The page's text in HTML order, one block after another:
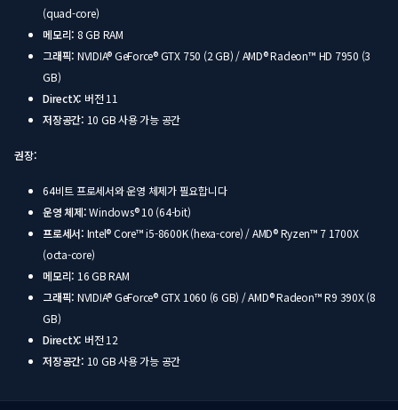
(quad-core)
메모리: 8 GB RAM
그래픽: NVIDIA® GeForce® GTX 750 (2 GB) / AMD® Radeon™ HD 7950 (3
GB)
DirectX: 버전 11
저장공간: 10 GB 사용 가능 공간
권장:
64비트 프로세서와 운영 체제가 필요합니다
운영 체제:Windows® 10 (64-bit)
프로세서: Intel® Core™ i5-8600K (hexa-core) / AMD® Ryzen™ 7 1700X
(octa-core)
메모리: 16 GB RAM
그래픽: NVIDIA® GeForce® GTX 1060 (6 GB) / AMD® Radeon™ R9 390X (8
GB)
DirectX: 버전 12
저장공간: 10 GB 사용 가능 공간